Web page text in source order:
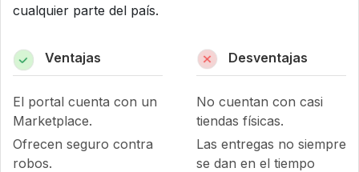
cualquier parte del país.
Ventajas
El portal cuenta con un
Marketplace.
Ofrecen seguro contra
robos.
Desventajas
No cuentan con casi
tiendas físicas.
Las entregas no siempre
se dan en el tiempo